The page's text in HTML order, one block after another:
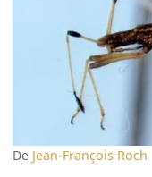
De Jean-François Roch